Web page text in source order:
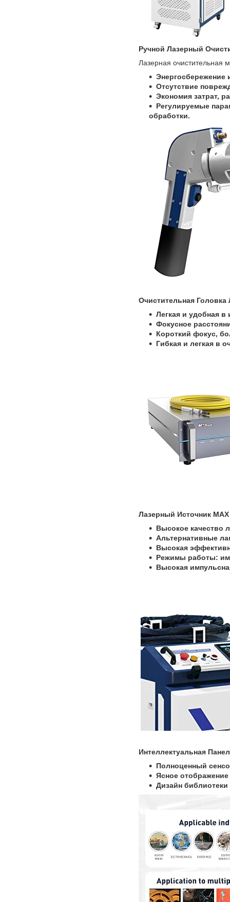
Ручной Лазерный
Лазерная очистительная
Энергосбережение
Отсутствие
Экономия затрат,
Регулируемые
обработки.
Очистительная
Легкая и удобная в
Фокусное
Короткий фокус,
Гибкая и легкая в
Лазерный Источник MAX
Высокое качество
Альтернативные
Высокая
Режимы работы:
Высокая
Интеллектуальная
Полноценный
Ясное отображение
Дизайн